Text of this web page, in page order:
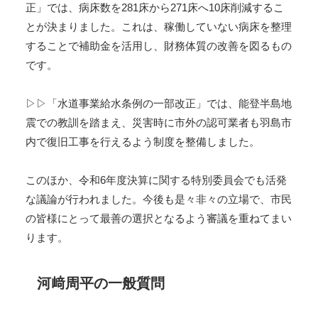
正」では、病床数を281床から271床へ10床削減するこ
とが決まりました。これは、稼働していない病床を整理
することで補助金を活用し、財務体質の改善を図るもの
です。
▷▷「水道事業給水条例の一部改正」では、能登半島地
震での教訓を踏まえ、災害時に市外の認可業者も羽島市
内で復旧工事を行えるよう制度を整備しました。
このほか、令和6年度決算に関する特別委員会でも活発
な議論が行われました。今後も是々非々の立場で、市民
の皆様にとって最善の選択となるよう審議を重ねてまい
ります。
河﨑周平の一般質問